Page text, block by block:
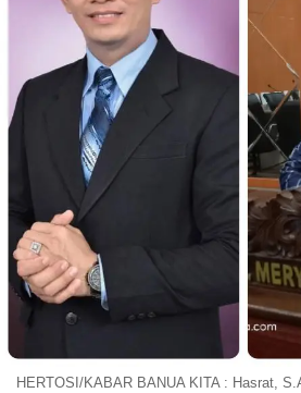
HERTOSI/KABAR BANUA KITA : Hasrat,